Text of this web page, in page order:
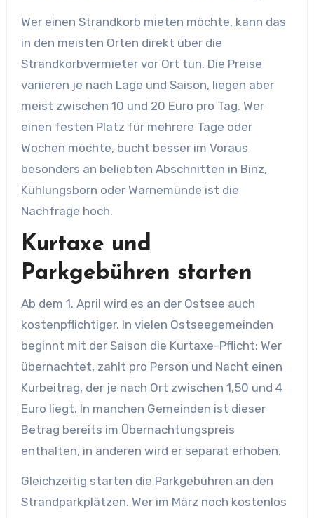
Wer einen Strandkorb mieten möchte, kann das
in den meisten Orten direkt über die
Strandkorbvermieter vor Ort tun. Die Preise
variieren je nach Lage und Saison, liegen aber
meist zwischen 10 und 20 Euro pro Tag. Wer
einen festen Platz für mehrere Tage oder
Wochen möchte, bucht besser im Voraus
besonders an beliebten Abschnitten in Binz,
Kühlungsborn oder Warnemünde ist die
Nachfrage hoch.
Kurtaxe und
Parkgebühren starten
Ab dem 1. April wird es an der Ostsee auch
kostenpflichtiger. In vielen Ostseegemeinden
beginnt mit der Saison die Kurtaxe-Pflicht: Wer
übernachtet, zahlt pro Person und Nacht einen
Kurbeitrag, der je nach Ort zwischen 1,50 und 4
Euro liegt. In manchen Gemeinden ist dieser
Betrag bereits im Übernachtungspreis
enthalten, in anderen wird er separat erhoben.
Gleichzeitig starten die Parkgebühren an den
Strandparkplätzen. Wer im März noch kostenlos